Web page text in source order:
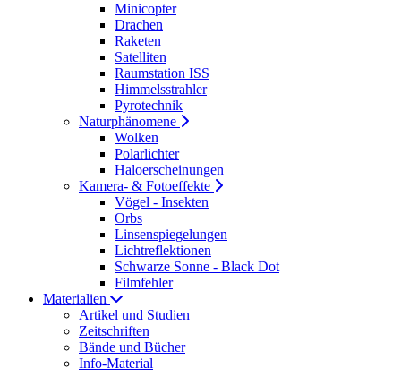
Minicopter
Drachen
Raketen
Satelliten
Raumstation ISS
Himmelsstrahler
Pyrotechnik
Naturphänomene
Wolken
Polarlichter
Haloerscheinungen
Kamera- & Fotoeffekte
Vögel - Insekten
Orbs
Linsenspiegelungen
Lichtreflektionen
Schwarze Sonne - Black Dot
Filmfehler
Materialien
Artikel und Studien
Zeitschriften
Bände und Bücher
Info-Material